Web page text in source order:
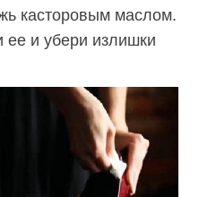
касторовым маслом.
ее и убери излишки